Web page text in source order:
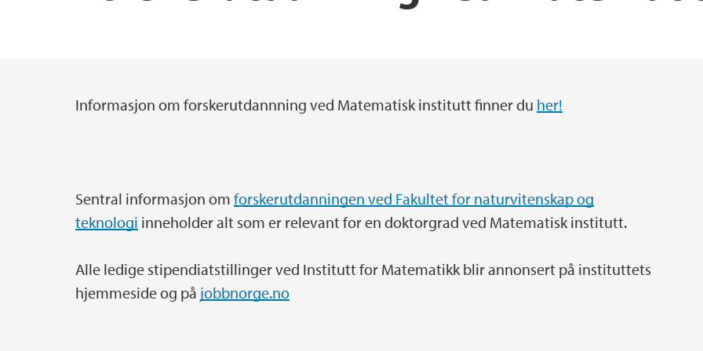
Hovedinnhold
Informasjon om forskerutdannning ved Matematisk institutt finner du her!
Sentral informasjon om forskerutdanningen ved Fakultet for naturvitenskap og
teknologi inneholder alt som er relevant for en doktorgrad ved Matematisk institutt.
Alle ledige stipendiatstillinger ved Institutt for Matematikk blir annonsert på instituttets
hjemmeside og på jobbnorge.no